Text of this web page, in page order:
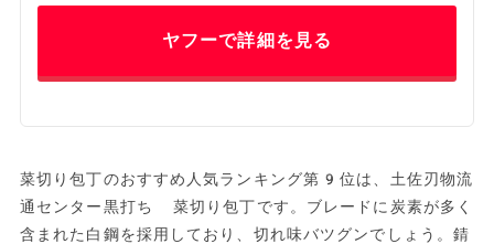
ヤフーで詳細を見る
菜切り包丁のおすすめ人気ランキング第9位は、土佐刃物流
通センター黒打ち 菜切り包丁です。ブレードに炭素が多く
含まれた白鋼を採用しており、切れ味バツグンでしょう。錆